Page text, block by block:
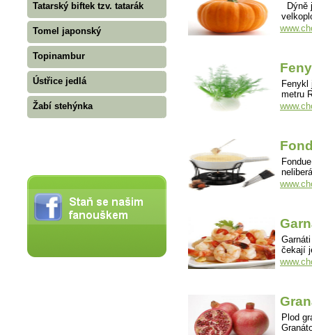
Tatarský biftek tzv. tatarák
Tomel japonský
Topinambur
Ústřice jedlá
Žabí stehýnka
Dýně
metru
čekají
Plod